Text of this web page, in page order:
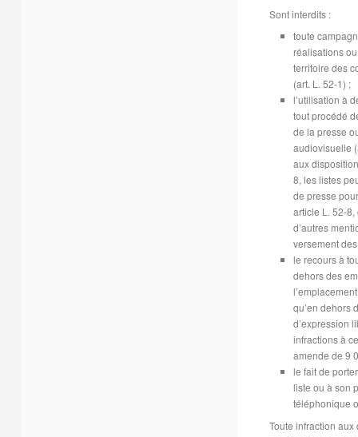
Sont interdits :
toute
réalisations
territoire des
(art. L. 52-1) ;
l’utilisation à
tout procédé
de la presse
audiovisuelle
aux
8, les listes
de presse
article L. 52-
d’autres
versement
le recours à
dehors des
qu’en dehors
d’expression
infractions à
amende de 9
le fait de
liste ou à son
téléphonique
Toute infraction aux